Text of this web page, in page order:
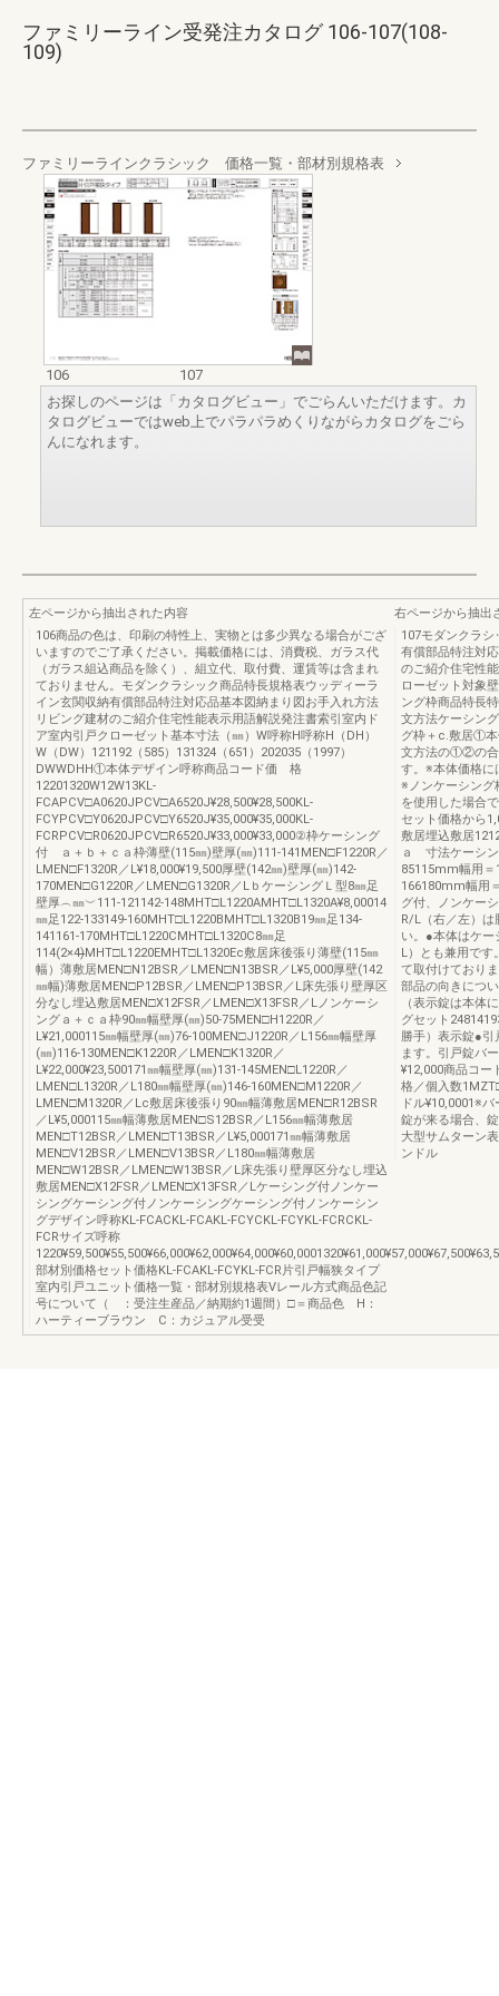
ファミリーライン受発注カタログ 106-107(108-
109)
ファミリーラインクラシック 価格一覧・部材別規格表
106
107
お探しのページは「カタログビュー」でごらんいただけます。カ
タログビューではweb上でパラパラめくりながらカタログをごら
んになれます。
左ページから抽出された内容
106商品の色は、印刷の特性上、実物とは多少異なる場合がござ
いますのでご了承ください。掲載価格には、消費税、ガラス代
（ガラス組込商品を除く）、組立代、取付費、運賃等は含まれ
ておりません。モダンクラシック商品特長規格表ウッディーラ
イン玄関収納有償部品特注対応品基本図納まり図お手入れ方法
リビング建材のご紹介住宅性能表示用語解説発注書索引室内ド
ア室内引戸クローゼット基本寸法（㎜）W呼称H呼称H（DH）
W（DW）121192（585）131324（651）202035（1997）
DWWDHH①本体デザイン呼称商品コード価 格
12201320W12W13KL-
FCAPCV□A0620JPCV□A6520J¥28,500¥28,500KL-
FCYPCV□Y0620JPCV□Y6520J¥35,000¥35,000KL-
FCRPCV□R0620JPCV□R6520J¥33,000¥33,000②枠ケーシング
付 ａ＋ｂ＋ｃａ枠薄壁(115㎜)壁厚(㎜)111-141MEN□F1220R／
LMEN□F1320R／L¥18,000¥19,500厚壁(142㎜)壁厚(㎜)142-
170MEN□G1220R／LMEN□G1320R／LｂケーシングＬ型8㎜足
壁厚︵㎜︶111-121142-148MHT□L1220AMHT□L1320A¥8,00014
㎜足122-133149-160MHT□L1220BMHT□L1320B19㎜足134-
141161-170MHT□L1220CMHT□L1320C8㎜足
114(2×4)̶̶MHT□L1220EMHT□L1320Ec敷居床後張り薄壁(115㎜
幅）薄敷居MEN□N12BSR／LMEN□N13BSR／L¥5,000厚壁(142
㎜幅)薄敷居MEN□P12BSR／LMEN□P13BSR／L床先張り壁厚区
分なし埋込敷居MEN□X12FSR／LMEN□X13FSR／Lノンケーシ
ングａ＋ｃａ枠90㎜幅壁厚(㎜)50-75MEN□H1220R／
L¥21,000115㎜幅壁厚(㎜)76-100MEN□J1220R／L156㎜幅壁厚
(㎜)116-130MEN□K1220R／LMEN□K1320R／
L¥22,000¥23,500171㎜幅壁厚(㎜)131-145MEN□L1220R／
LMEN□L1320R／L180㎜幅壁厚(㎜)146-160MEN□M1220R／
LMEN□M1320R／Lc敷居床後張り90㎜幅薄敷居MEN□R12BSR
／L¥5,000115㎜幅薄敷居MEN□S12BSR／L156㎜幅薄敷居
MEN□T12BSR／LMEN□T13BSR／L¥5,000171㎜幅薄敷居
MEN□V12BSR／LMEN□V13BSR／L180㎜幅薄敷居
MEN□W12BSR／LMEN□W13BSR／L床先張り壁厚区分なし埋込
敷居MEN□X12FSR／LMEN□X13FSR／Lケーシング付ノンケー
シングケーシング付ノンケーシングケーシング付ノンケーシン
グデザイン呼称KL-FCACKL-FCAKL-FCYCKL-FCYKL-FCRCKL-
FCRサイズ呼称
部材別価格セット価格KL-FCAKL-FCYKL-FCR片引戸幅狭タイプ
室内引戸ユニット価格一覧・部材別規格表Vレール方式商品色記
号について（ ：受注生産品／納期約1週間）□＝商品色 H：
ハーティーブラウン C：カジュアル受受
右ページから抽出
107モダンクラ
有償部品特注対
のご紹介住宅性
ローゼット対象
ング枠商品特長
文方法ケーシン
グ枠＋c.敷居①
文方法の①②の合
す。※本体価格に
※ノンケーシング
を使用した場合
セット価格から
敷居埋込敷居
ａ 寸法ケーシ
85115mm幅用
166180mm幅
グ付、ノンケー
R/L（右／左）は
い。●本体はケー
L）とも兼用です
て取付けており
部品の向きにつ
（表示錠は本体
グセット
勝手）表示錠●
ます。引戸錠バ
¥12,000商品コー
格／個入数
ドル¥10,0001※
錠が来る場合、
大型サムターン
ンドル